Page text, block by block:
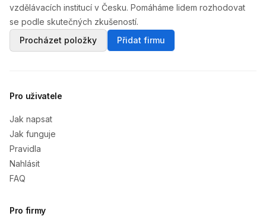
vzdělávacích institucí v Česku. Pomáháme lidem rozhodovat
se podle skutečných zkušeností.
Procházet položky
Přidat firmu
Pro uživatele
Jak napsat
Jak funguje
Pravidla
Nahlásit
FAQ
Pro firmy